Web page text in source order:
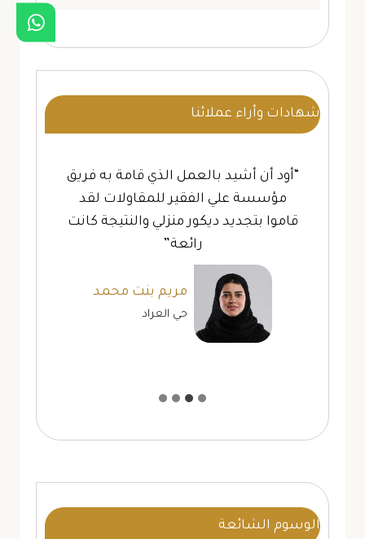
شهادات وأراء عملائنا
“أود أن أشيد بالعمل الذي قامة به فريق
مؤسسة علي الفقير للمقاولات لقد
قاموا بتجديد ديكور منزلي والنتيجة كانت
رائعة”
مريم بنت محمد
حي العراد
الوسوم الشائعة